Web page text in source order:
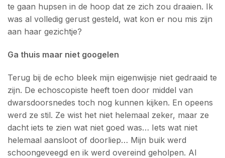
te gaan hupsen in de hoop dat ze zich zou draaien. Ik
was al volledig gerust gesteld, wat kon er nou mis zijn
aan haar gezichtje?
Ga thuis maar niet googelen
Terug bij de echo bleek mijn eigenwijsje niet gedraaid te
zijn. De echoscopiste heeft toen door middel van
dwarsdoorsnedes toch nog kunnen kijken. En opeens
werd ze stil. Ze wist het niet helemaal zeker, maar ze
dacht iets te zien wat niet goed was… Iets wat niet
helemaal aansloot of doorliep… Mijn buik werd
schoongeveegd en ik werd overeind geholpen. Al